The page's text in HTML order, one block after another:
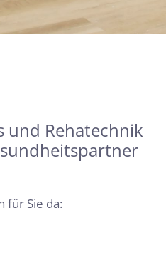
und Rehatechnik
für Sie da: